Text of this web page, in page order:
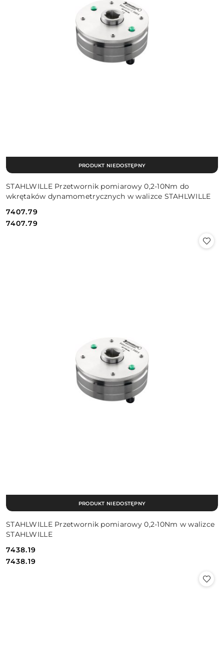
STAHLWILLE Przetwornik pomiarowy 0,2-10Nm do
wkrętaków dynamometrycznych w walizce STAHLWILLE
Cena:
7407.79
Cena:
7407.79
PRODUKT NIEDOSTĘPNY
STAHLWILLE Przetwornik pomiarowy 0,2-10Nm w walizce
STAHLWILLE
Cena:
7438.19
Cena:
7438.19
PRODUKT NIEDOSTĘPNY